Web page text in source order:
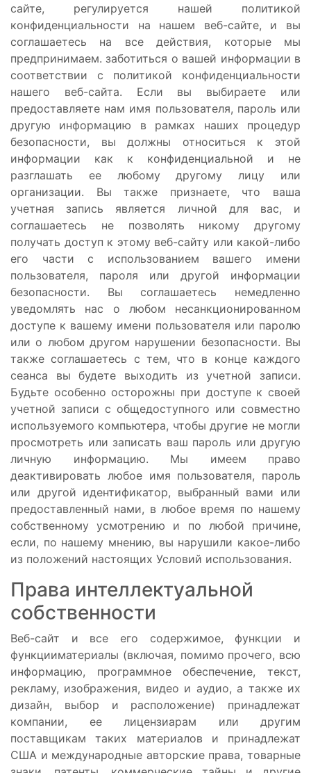
сайте, регулируется нашей политикой
конфиденциальности на нашем веб-сайте, и вы
соглашаетесь на все действия, которые мы
предпринимаем. заботиться о вашей информации в
соответствии с политикой конфиденциальности
нашего веб-сайта. Если вы выбираете или
предоставляете нам имя пользователя, пароль или
другую информацию в рамках наших процедур
безопасности, вы должны относиться к этой
информации как к конфиденциальной и не
разглашать ее любому другому лицу или
организации. Вы также признаете, что ваша
учетная запись является личной для вас, и
соглашаетесь не позволять никому другому
получать доступ к этому веб-сайту или какой-либо
его части с использованием вашего имени
пользователя, пароля или другой информации
безопасности. Вы соглашаетесь немедленно
уведомлять нас о любом несанкционированном
доступе к вашему имени пользователя или паролю
или о любом другом нарушении безопасности. Вы
также соглашаетесь с тем, что в конце каждого
сеанса вы будете выходить из учетной записи.
Будьте особенно осторожны при доступе к своей
учетной записи с общедоступного или совместно
используемого компьютера, чтобы другие не могли
просмотреть или записать ваш пароль или другую
личную информацию. Мы имеем право
деактивировать любое имя пользователя, пароль
или другой идентификатор, выбранный вами или
предоставленный нами, в любое время по нашему
собственному усмотрению и по любой причине,
если, по нашему мнению, вы нарушили какое-либо
из положений настоящих Условий использования.
Права интеллектуальной
собственности
Веб-сайт и все его содержимое, функции и
функцииматериалы (включая, помимо прочего, всю
информацию, программное обеспечение, текст,
рекламу, изображения, видео и аудио, а также их
дизайн, выбор и расположение) принадлежат
компании, ее лицензиарам или другим
поставщикам таких материалов и принадлежат
США и международные авторские права, товарные